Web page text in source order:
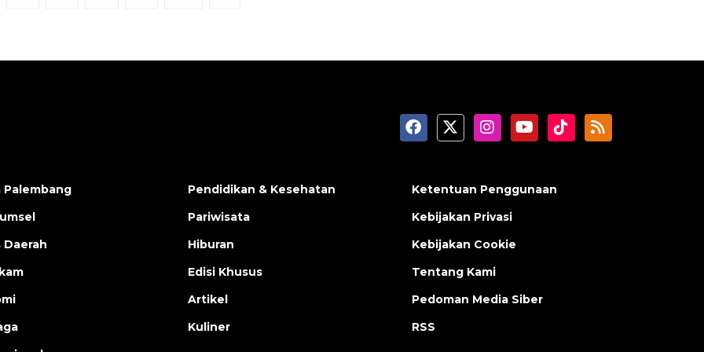
Pendidikan & Kesehatan
Pariwisata
Hiburan
Edisi Khusus
Artikel
Kuliner
Ketentuan Penggunaan
Kebijakan Privasi
Kebijakan Cookie
Tentang Kami
Pedoman Media Siber
RSS